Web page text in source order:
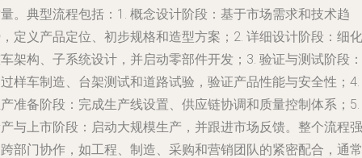
。典型流程包括：1. 概念设计阶段：基于市场需求和技术趋
定义产品定位、初步规格和造型方案；2. 详细设计阶段：细化
架构、子系统设计，并启动零部件开发；3. 验证与测试阶段：
样车制造、台架测试和道路试验，验证产品性能与安全性；4.
准备阶段：完成生产线设置、供应链协调和质量控制体系；5.
与上市阶段：启动大规模生产，并跟进市场反馈。整个流程强
部门协作，如工程、制造、采购和营销团队的紧密配合，通常